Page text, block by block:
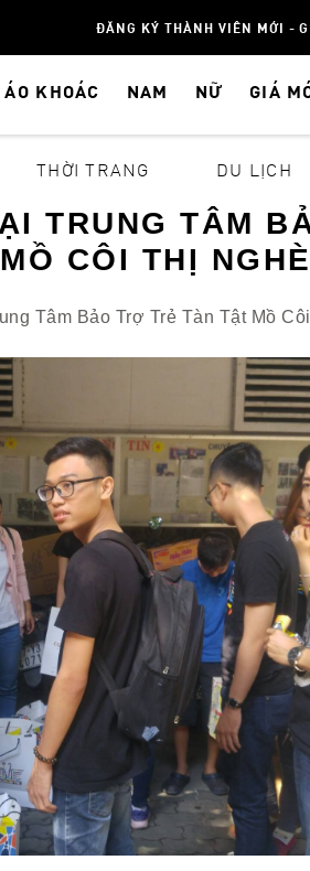
ĐĂNG KÝ THÀNH VIÊN MỚI -
ÁO KHOÁC NAM NỮ GIÁ
THỜI TRANG DU LỊCH
TRUNG TÂM
CÔI THỊ NGHÈ
Tâm Bảo Trợ Trẻ Tàn Tật Mồ